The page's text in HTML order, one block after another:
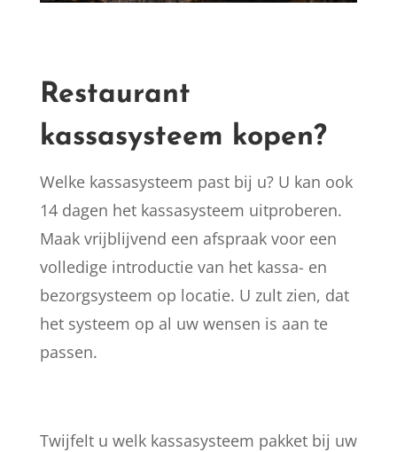
Restaurant
kassasysteem kopen?
Welke kassasysteem past bij u? U kan ook
14 dagen het kassasysteem uitproberen.
Maak vrijblijvend een afspraak voor een
volledige introductie van het kassa- en
bezorgsysteem op locatie. U zult zien, dat
het systeem op al uw wensen is aan te
passen.
Twijfelt u welk kassasysteem pakket bij uw